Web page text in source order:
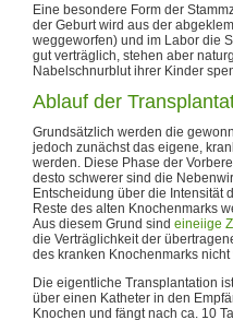
Eine besondere Form der
der Geburt wird aus der
weggeworfen) und im Labor die
gut verträglich, stehen aber
Nabelschnurblut ihrer Kinder
Ablauf der
Grundsätzlich werden die
jedoch zunächst das eigene,
werden. Diese Phase der
desto schwerer sind die
Entscheidung über die Intensität
Reste des alten Knochenmarks
Aus diesem Grund sind eineiige
die Verträglichkeit der
des kranken Knochenmarks
Die eigentliche Transplantation
über einen Katheter in den
Knochen und fängt nach ca. 10